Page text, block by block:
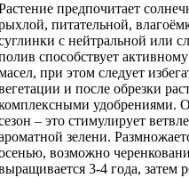
предпочитает
питательной,
с нейтральной или
способствует
при этом следует
и после обрезки
удобрениями.
– это стимулирует
зелени.
возможно
3-4 года, затем